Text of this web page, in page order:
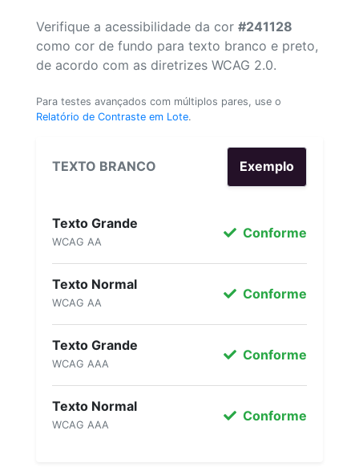
Verifique a acessibilidade da cor #241128
como cor de fundo para texto branco e preto,
de acordo com as diretrizes WCAG 2.0.
Para testes avançados com múltiplos pares, use o
Relatório de Contraste em Lote.
TEXTO BRANCO Exemplo
Texto Grande
WCAG AA
Conforme
Texto Normal
WCAG AA
Conforme
Texto Grande
WCAG AAA
Conforme
Texto Normal
WCAG AAA
Conforme